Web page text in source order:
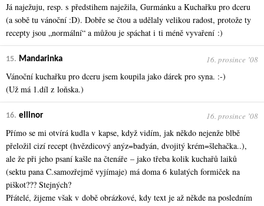
Já naježuju, resp. s předstihem naježila, Gurmánku a Kuchařku pro dceru
(a sobě tu vánoční :D). Dobře se čtou a udělaly velikou radost, protože ty
recepty jsou „normální“ a můžou je spáchat i ti méně vyvaření :)
15. Mandarinka 16. prosince ʼ08
Vánoční kuchařku pro dceru jsem koupila jako dárek pro syna. :-)
(Už má 1.díl z loňska.)
16. ellinor 16. prosince ʼ08
Přímo se mi otvírá kudla v kapse, když vidím, jak někdo nejenže blbě
přeložil cizí recept (hvězdicový anýz=badyán, dvojitý krém=šlehačka..),
ale že při jeho psaní kašle na čtenáře – jako třeba kolik kuchařů laiků
(sektu pana C.samozřejmě vyjímaje) má doma 6 kulatých formiček na
piškot??? Stejných?
Přátelé, žijeme však v době obrázkové, kdy text je až někde na posledním